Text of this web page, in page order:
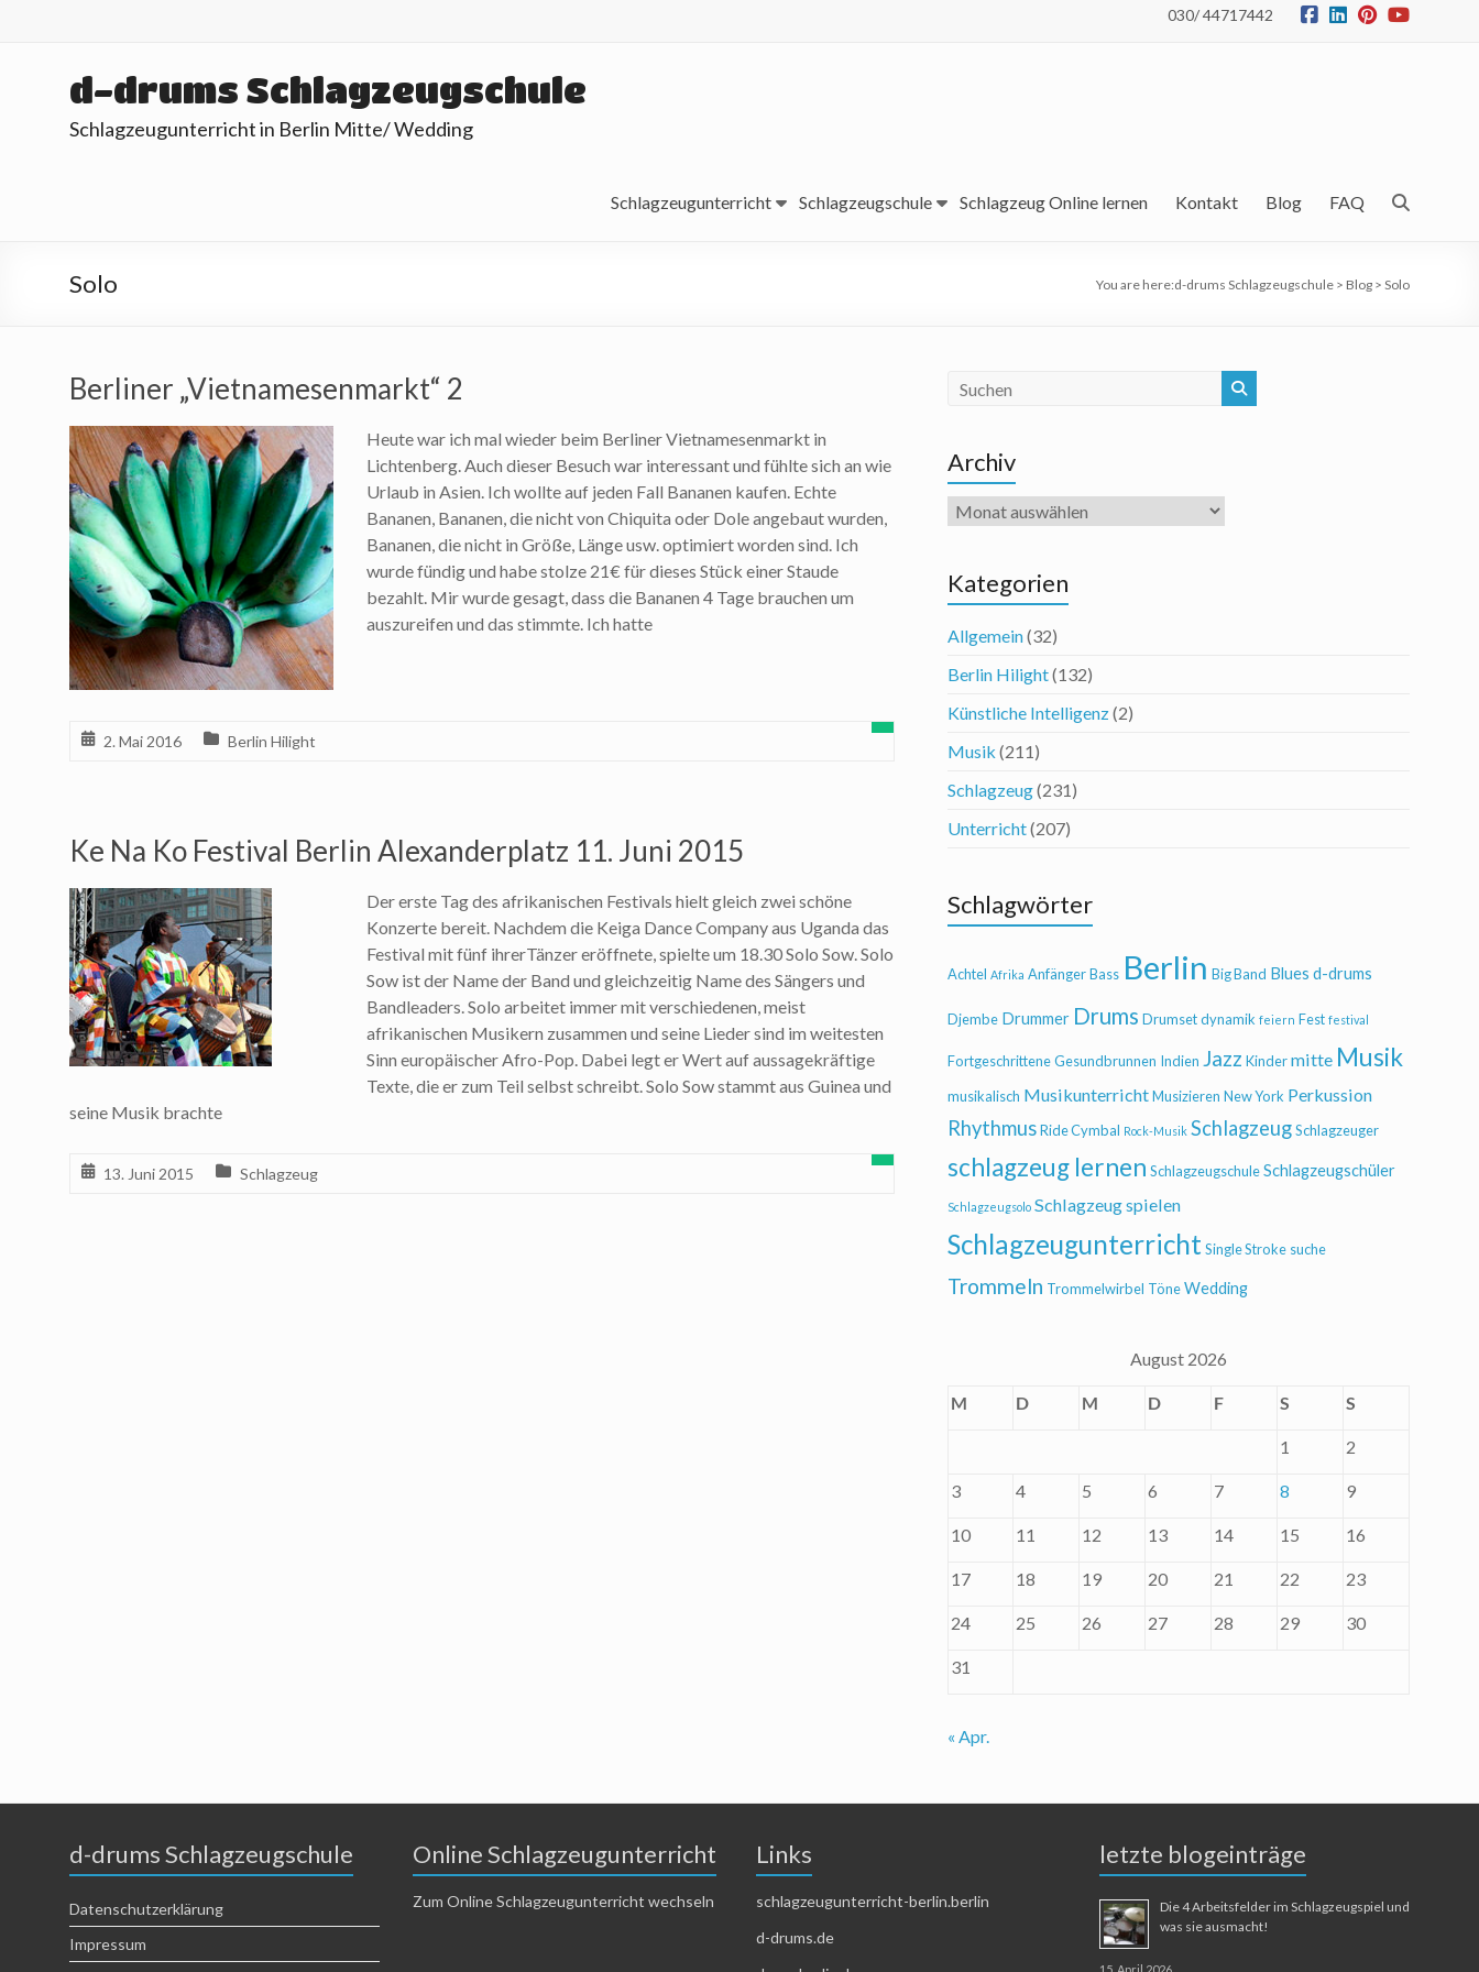
030/ 44717442
d-drums Schlagzeugschule
Schlagzeugunterricht in Berlin Mitte/ Wedding
Schlagzeugunterricht Schlagzeugschule Schlagzeug Online lernen Kontakt Blog FAQ
Solo You are here:d-drums Schlagzeugschule > Blog > Solo
Berliner „Vietnamesenmarkt“ 2
Heute war ich mal wieder beim Berliner Vietnamesenmarkt in
Lichtenberg. Auch dieser Besuch war interessant und fühlte sich an wie
Urlaub in Asien. Ich wollte auf jeden Fall Bananen kaufen. Echte
Bananen, Bananen, die nicht von Chiquita oder Dole angebaut wurden,
Bananen, die nicht in Größe, Länge usw. optimiert worden sind. Ich
wurde fündig und habe stolze 21€ für dieses Stück einer Staude
bezahlt. Mir wurde gesagt, dass die Bananen 4 Tage brauchen um
auszureifen und das stimmte. Ich hatte
2. Mai 2016 Berlin Hilight
Ke Na Ko Festival Berlin Alexanderplatz 11. Juni 2015
Der erste Tag des afrikanischen Festivals hielt gleich zwei schöne
Konzerte bereit. Nachdem die Keiga Dance Company aus Uganda das
Festival mit fünf ihrerTänzer eröffnete, spielte um 18.30 Solo Sow. Solo
Sow ist der Name der Band und gleichzeitig Name des Sängers und
Bandleaders. Solo arbeitet immer mit verschiedenen, meist
afrikanischen Musikern zusammen und seine Lieder sind im weitesten
Sinn europäischer Afro-Pop. Dabei legt er Wert auf aussagekräftige
Texte, die er zum Teil selbst schreibt. Solo Sow stammt aus Guinea und
seine Musik brachte
13. Juni 2015 Schlagzeug
Archiv
Archiv
Kategorien
Allgemein(32)
Berlin Hilight(132)
Künstliche Intelligenz(2)
Musik (211)
Schlagzeug(231)
Unterricht(207)
Schlagwörter
Achtel Afrika AnfängerBass Berlin Big Band Blues d-drums
Djembe Drummer Drums Drumsetdynamik feiern Fest festival
FortgeschritteneGesundbrunnen Indien Jazz Kindermitte Musik
musikalisch MusikunterrichtMusizieren New York Perkussion
RhythmusRide Cymbal Rock-Musik SchlagzeugSchlagzeuger
schlagzeug lernen SchlagzeugschuleSchlagzeugschüler
Schlagzeugsolo Schlagzeug spielen
SchlagzeugunterrichtSingle Stroke suche
Trommeln Trommelwirbel TöneWedding
August 2026
M D M D F S S
1 2
3 4 5 6 7 8 9
10 11 12 13 14 15 16
17 18 19 20 21 22 23
24 25 26 27 28 29 30
31
« Apr.
d-drums Schlagzeugschule
Datenschutzerklärung
Impressum
Online Schlagzeugunterricht
Zum Online Schlagzeugunterricht wechseln
Links
schlagzeugunterricht-berlin.berlin
d-drums.de
letzte blogeinträge
Die 4 Arbeitsfelder im Schlagzeugspiel und
was sie ausmacht!